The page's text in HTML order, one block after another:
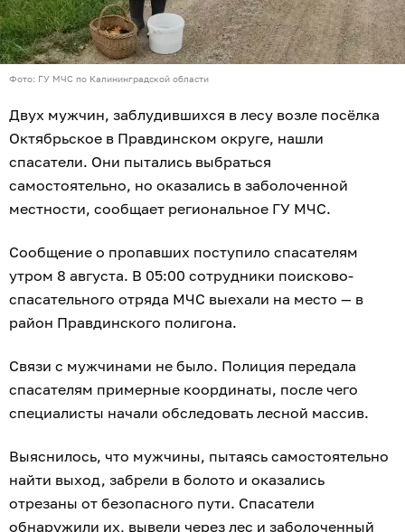
Фото: ГУ МЧС по Калининградской области
Двух мужчин, заблудившихся в лесу возле посёлка
Октябрьское в Правдинском округе, нашли
спасатели. Они пытались выбраться
самостоятельно, но оказались в заболоченной
местности, сообщает региональное ГУ МЧС.
Сообщение о пропавших поступило спасателям
утром 8 августа. В 05:00 сотрудники поисково-
спасательного отряда МЧС выехали на место — в
район Правдинского полигона.
Связи с мужчинами не было. Полиция передала
спасателям примерные координаты, после чего
специалисты начали обследовать лесной массив.
Выяснилось, что мужчины, пытаясь самостоятельно
найти выход, забрели в болото и оказались
отрезаны от безопасного пути. Спасатели
обнаружили их, вывели через лес и заболоченный